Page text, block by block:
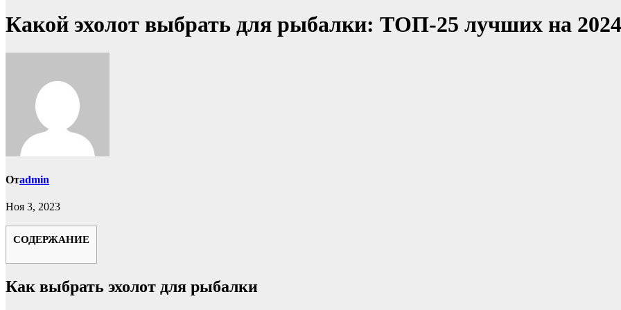
Какой эхолот выбрать для рыбалки: ТОП-25 лучших на
Отadmin
Ноя 3, 2023
СОДЕРЖАНИЕ
Как выбрать эхолот для рыбалки